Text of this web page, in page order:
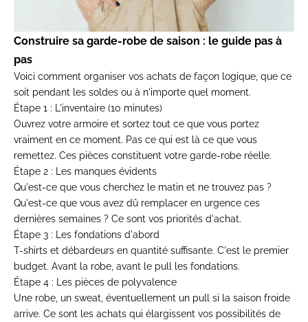
Construire sa garde-robe de saison : le guide pas à
pas
Voici comment organiser vos achats de façon logique, que ce
soit pendant les soldes ou à n'importe quel moment.
Étape 1 : L'inventaire (10 minutes)
Ouvrez votre armoire et sortez tout ce que vous portez
vraiment en ce moment. Pas ce qui est là ce que vous
remettez. Ces pièces constituent votre garde-robe réelle.
Étape 2 : Les manques évidents
Qu'est-ce que vous cherchez le matin et ne trouvez pas ?
Qu'est-ce que vous avez dû remplacer en urgence ces
dernières semaines ? Ce sont vos priorités d'achat.
Étape 3 : Les fondations d'abord
T-shirts et débardeurs en quantité suffisante. C'est le premier
budget. Avant la robe, avant le pull les fondations.
Étape 4 : Les pièces de polyvalence
Une robe, un sweat, éventuellement un pull si la saison froide
arrive. Ce sont les achats qui élargissent vos possibilités de